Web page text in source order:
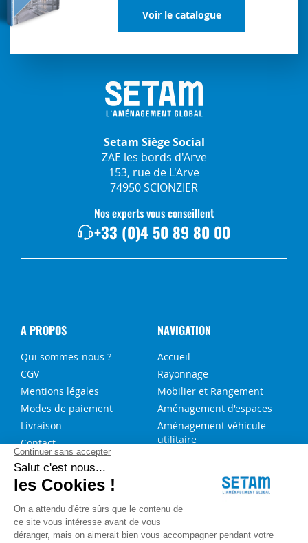
Voir le catalogue
Setam Siège Social
ZAE les bords d'Arve
153, rue de L'Arve
74950 SCIONZIER
Nos experts vous conseillent
+33 (0)4 50 89 80 00
A PROPOS
Qui sommes-nous ?
CGV
Mentions légales
Modes de paiement
Livraison
Contact
NAVIGATION
Accueil
Rayonnage
Mobilier et Rangement
Aménagement d'espaces
Aménagement véhicule
utilitaire
NOS SERVICES
FAQ
Blog